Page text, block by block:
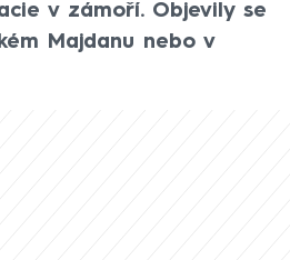
v zámoří. Objevily se
Majdanu nebo v